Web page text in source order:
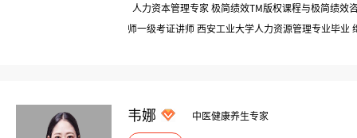
人力资本管理专家 极简绩效TM版权课程与极简绩效
师一级考证讲师 西安工业大学人力资源管理专业毕业
级培训体系架构师/HR赋能增效-企业人才梯队建构地
韦娜 中医健康养生专家